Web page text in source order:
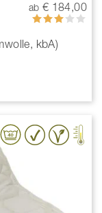
ab € 184,00
Bewertung:
60%
kbA)